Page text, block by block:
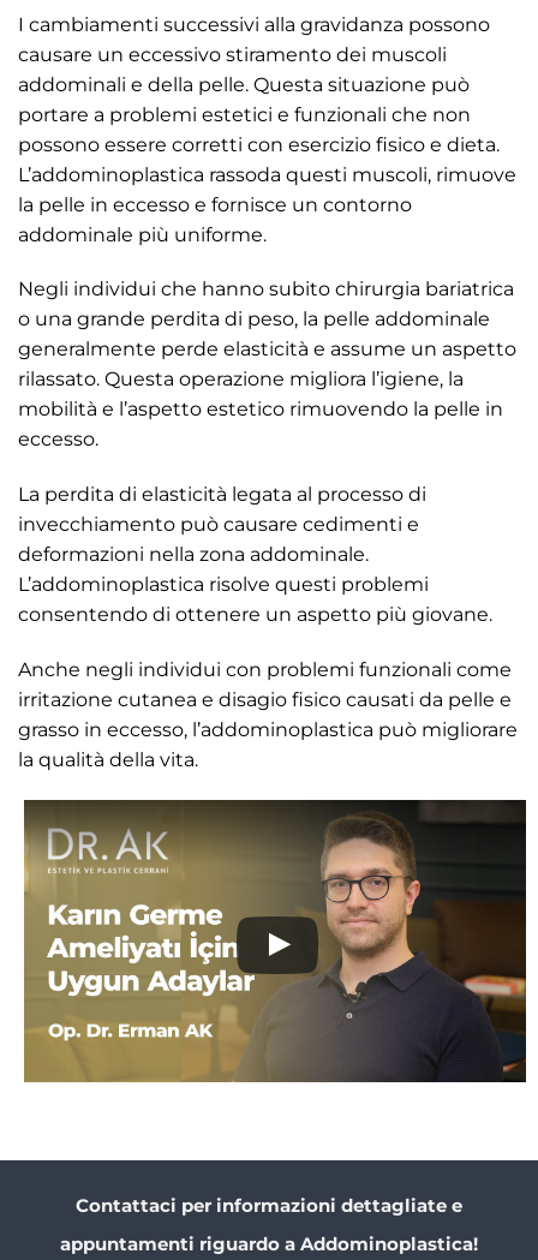
I cambiamenti successivi alla gravidanza possono
causare un eccessivo stiramento dei muscoli
addominali e della pelle. Questa situazione può
portare a problemi estetici e funzionali che non
possono essere corretti con esercizio fisico e dieta.
L’addominoplastica rassoda questi muscoli, rimuove
la pelle in eccesso e fornisce un contorno
addominale più uniforme.
Negli individui che hanno subito chirurgia bariatrica
o una grande perdita di peso, la pelle addominale
generalmente perde elasticità e assume un aspetto
rilassato. Questa operazione migliora l’igiene, la
mobilità e l’aspetto estetico rimuovendo la pelle in
eccesso.
La perdita di elasticità legata al processo di
invecchiamento può causare cedimenti e
deformazioni nella zona addominale.
L’addominoplastica risolve questi problemi
consentendo di ottenere un aspetto più giovane.
Anche negli individui con problemi funzionali come
irritazione cutanea e disagio fisico causati da pelle e
grasso in eccesso, l’addominoplastica può migliorare
la qualità della vita.
Contattaci per informazioni dettagliate e
appuntamenti riguardo a Addominoplastica!